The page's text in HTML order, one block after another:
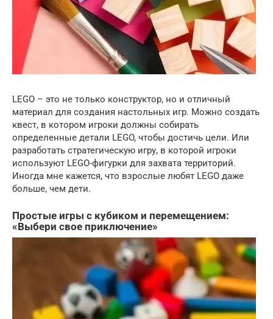
LEGO – это не только конструктор, но и отличный
материал для создания настольных игр. Можно создать
квест, в котором игроки должны собирать
определенные детали LEGO, чтобы достичь цели. Или
разработать стратегическую игру, в которой игроки
используют LEGO-фигурки для захвата территорий.
Иногда мне кажется, что взрослые любят LEGO даже
больше, чем дети.
Простые игры с кубиком и перемещением:
«Выбери свое приключение»